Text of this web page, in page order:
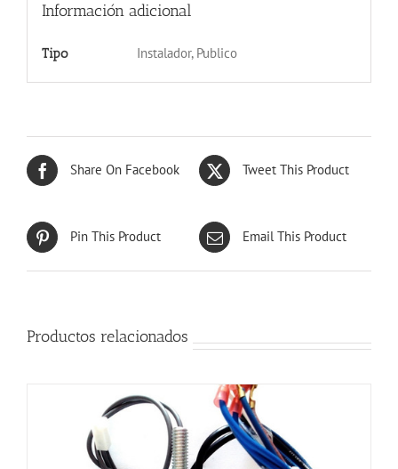
Información adicional
Tipo Instalador, Publico
Share On Facebook Tweet This Product
Pin This Product Email This Product
Productos relacionados